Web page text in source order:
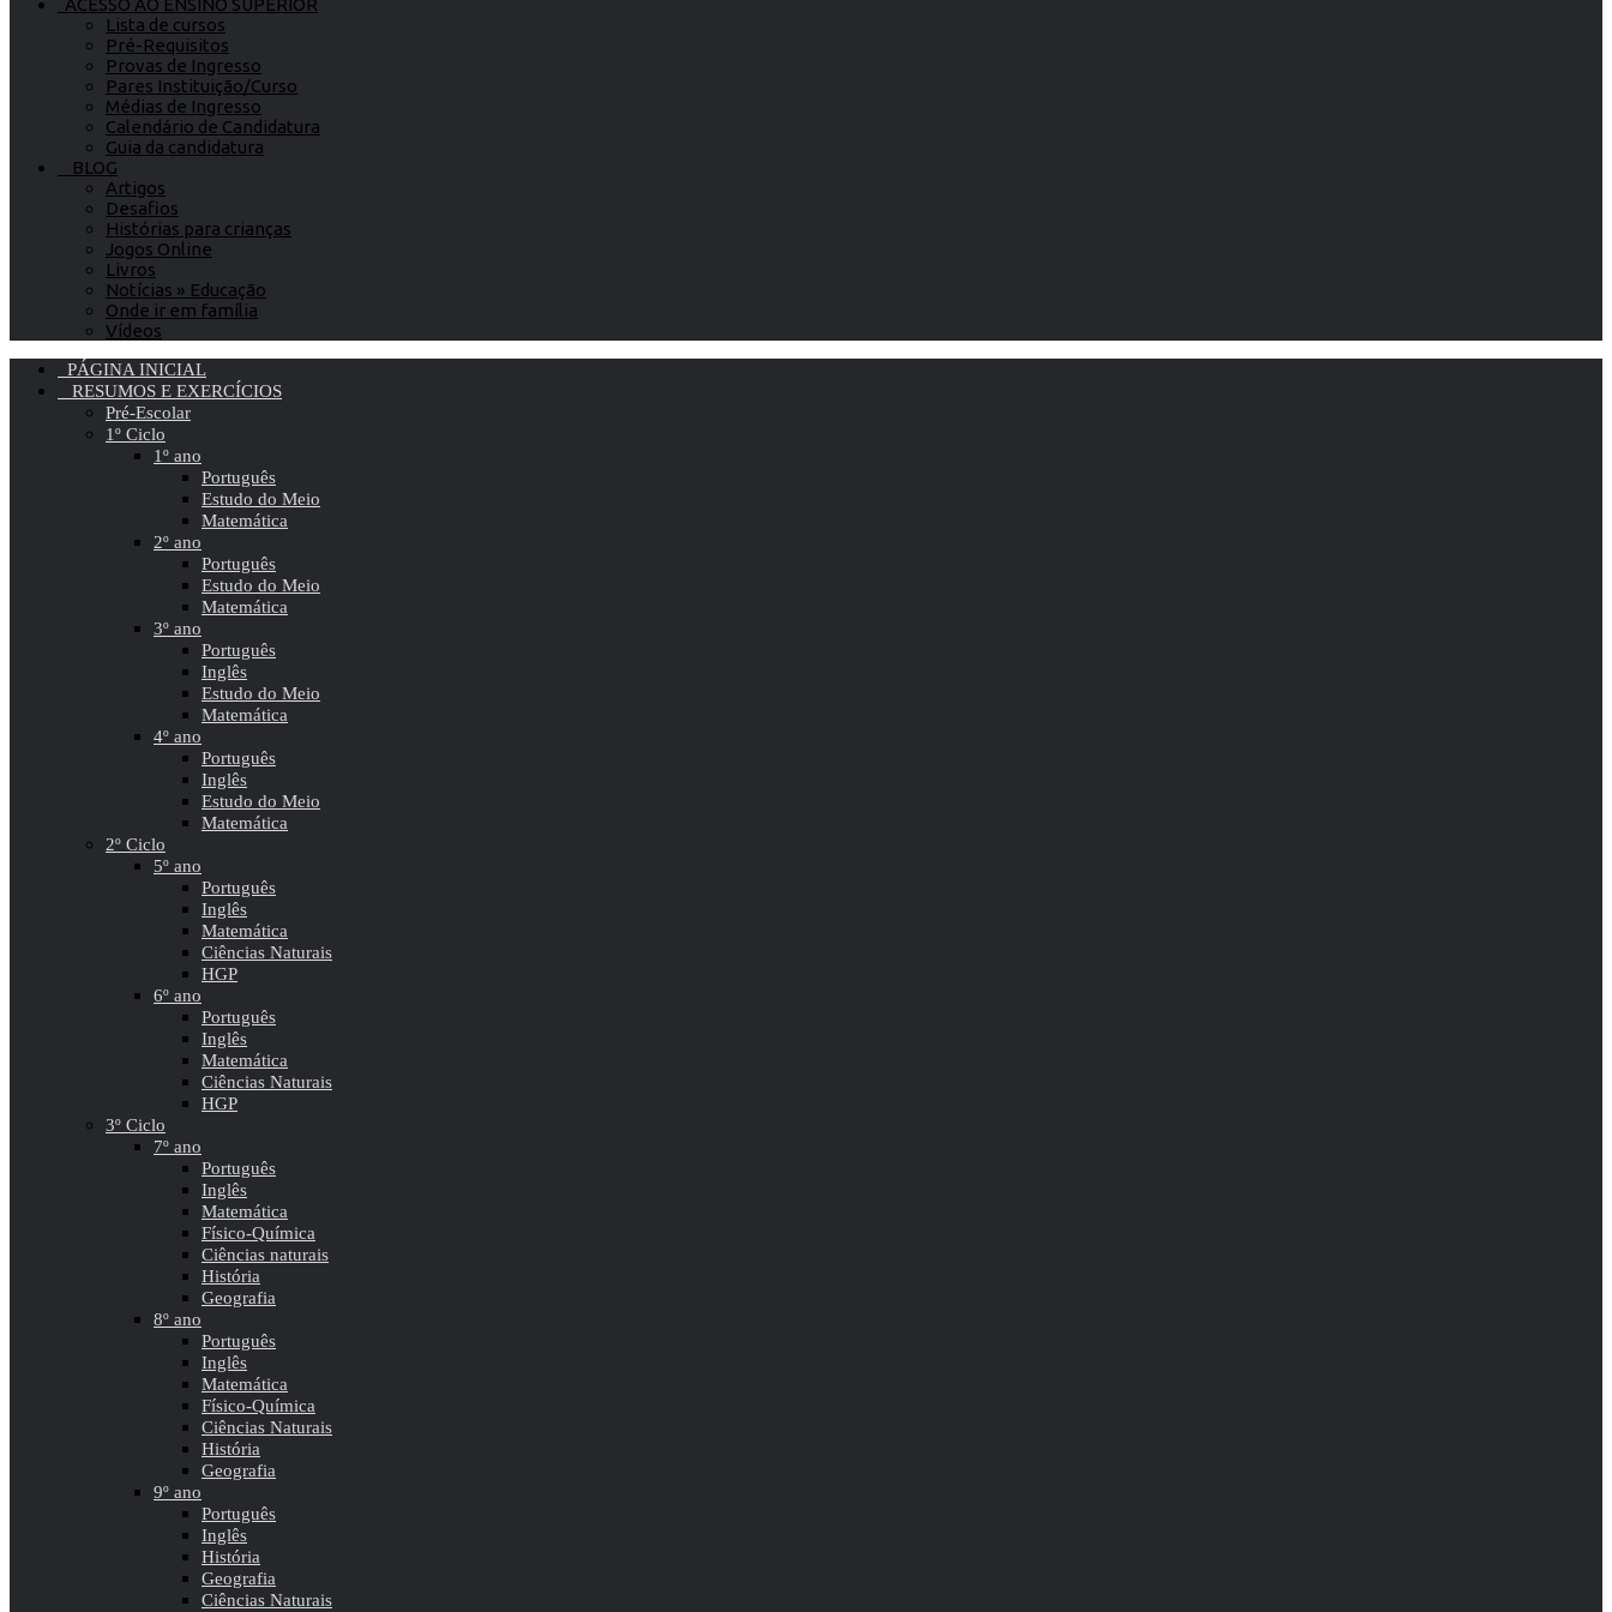
ACESSO AO ENSINO SUPERIOR
Lista de cursos
Pré-Requisitos
Provas de Ingresso
Pares Instituição/Curso
Médias de Ingresso
Calendário de Candidatura
Guia da candidatura
BLOG
Artigos
Desafios
Histórias para crianças
Jogos Online
Livros
Notícias » Educação
Onde ir em família
Vídeos
PÁGINA INICIAL
RESUMOS E EXERCÍCIOS
Pré-Escolar
1º Ciclo
1º ano
Português
Estudo do Meio
Matemática
2º ano
Português
Estudo do Meio
Matemática
3º ano
Português
Inglês
Estudo do Meio
Matemática
4º ano
Português
Inglês
Estudo do Meio
Matemática
2º Ciclo
5º ano
Português
Inglês
Matemática
Ciências Naturais
HGP
6º ano
Português
Inglês
Matemática
Ciências Naturais
HGP
3º Ciclo
7º ano
Português
Inglês
Matemática
Físico-Química
Ciências naturais
História
Geografia
8º ano
Português
Inglês
Matemática
Físico-Química
Ciências Naturais
História
Geografia
9º ano
Português
Inglês
História
Geografia
Ciências Naturais